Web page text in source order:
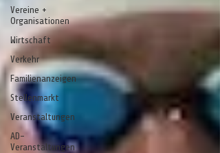
Vereine +
Organisationen
Wirtschaft
Verkehr
Familienanzeigen
Stellenmarkt
Veranstaltungen
AD-
Veranstaltungen